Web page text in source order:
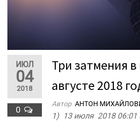
ИЮЛ
04
2018
0
Три затмения
августе 2018
Автор АНТОН
1) 13 июля 2018